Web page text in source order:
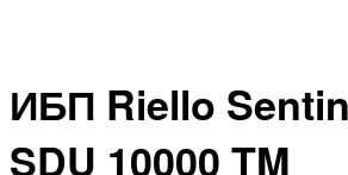
ИБП Riello
SDU 10000 TM